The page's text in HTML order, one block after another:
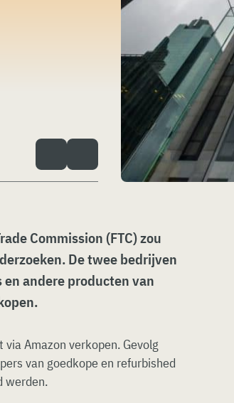
Commission (FTC) zou
De twee bedrijven
andere producten van
Amazon verkopen. Gevolg
van goedkope en refurbished
werden.